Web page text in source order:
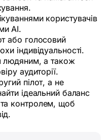
користувачів
AI.
або голосовий
індивідуальності.
людяним, а також
аудиторії.
пілот, а не
ідеальний баланс
контролем, щоб